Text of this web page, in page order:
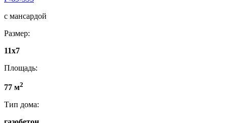
с мансардой
Размер:
11х7
Площадь:
77 м2
Тип дома: